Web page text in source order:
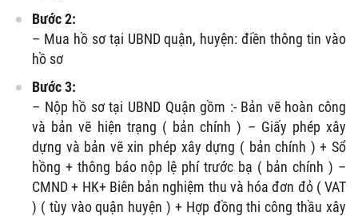
Bước 2:
– Mua hồ sơ tại UBND quận, huyện: điền thông tin vào
hồ sơ
Bước 3:
– Nộp hồ sơ tại UBND Quận gồm :- Bản vẽ hoàn công
và bản vẽ hiện trạng ( bản chính ) – Giấy phép xây
dựng và bản vẽ xin phép xây dựng ( bản chính ) + Sổ
hồng + thông báo nộp lệ phí trước bạ ( bản chính ) –
CMND + HK+ Biên bản nghiệm thu và hóa đơn đỏ ( VAT
) ( tùy vào quận huyện ) + Hợp đồng thi công thầu xây